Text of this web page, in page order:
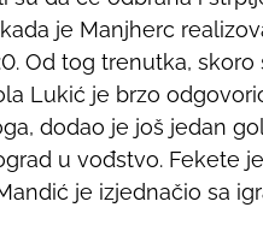
je Manjherc
Od tog trenutka, skoro
Lukić je brzo
dodao je još jedan
u vođstvo. Fekete
je izjednačio sa